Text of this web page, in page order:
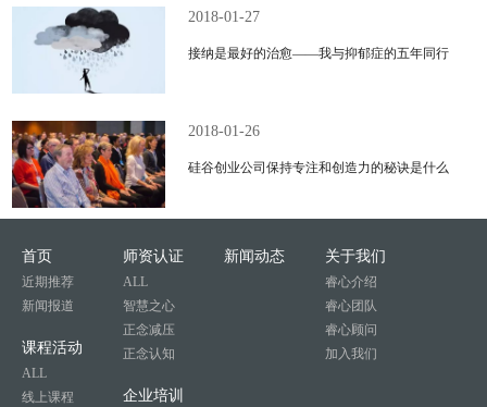
2018-01-27
接纳是最好的治愈——我与抑郁症的五年同行
2018-01-26
硅谷创业公司保持专注和创造力的秘诀是什么
首页
近期推荐
新闻报道
课程活动
ALL
线上课程
师资认证
ALL
智慧之心
正念减压
正念认知
企业培训
新闻动态 关于我们
睿心介绍
睿心团队
睿心顾问
加入我们